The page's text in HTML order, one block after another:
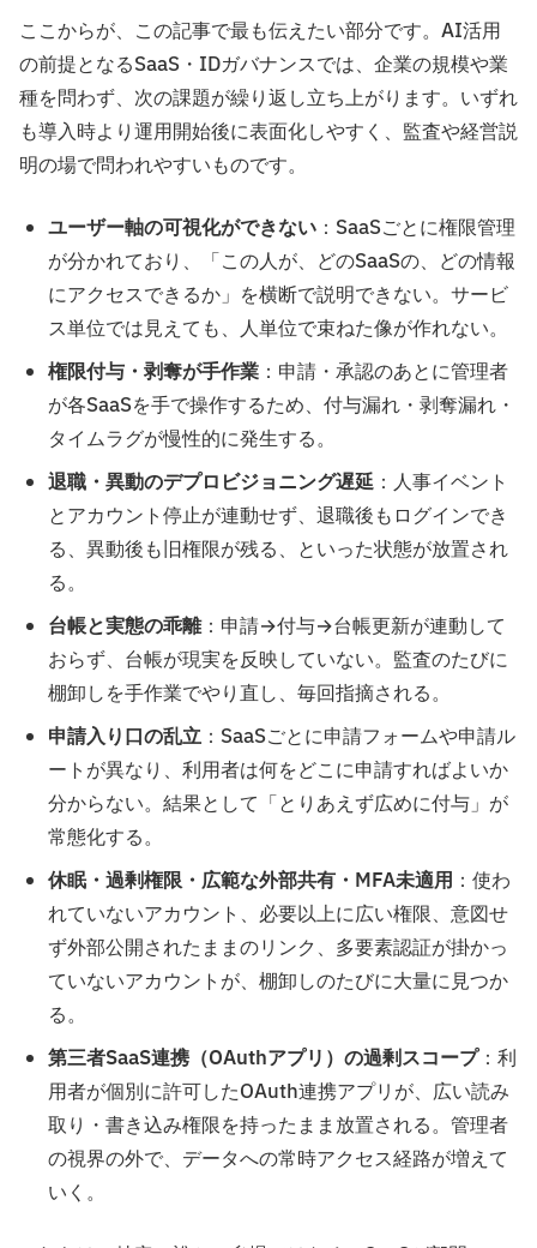
ここからが、この記事で最も伝えたい部分です。AI活用
の前提となるSaaS・IDガバナンスでは、企業の規模や業
種を問わず、次の課題が繰り返し立ち上がります。いずれ
も導入時より運用開始後に表面化しやすく、監査や経営説
明の場で問われやすいものです。
ユーザー軸の可視化ができない ：SaaSごとに権限管理
が分かれており、「この人が、どのSaaSの、どの情報
にアクセスできるか」を横断で説明できない。サービ
ス単位では見えても、人単位で束ねた像が作れない。
権限付与・剥奪が手作業 ：申請・承認のあとに管理者
が各SaaSを手で操作するため、付与漏れ・剥奪漏れ・
タイムラグが慢性的に発生する。
退職・異動のデプロビジョニング遅延 ：人事イベント
とアカウント停止が連動せず、退職後もログインでき
る、異動後も旧権限が残る、といった状態が放置され
る。
台帳と実態の乖離：申請→付与→台帳更新が連動して
おらず、台帳が現実を反映していない。監査のたびに
棚卸しを手作業でやり直し、毎回指摘される。
申請入り口の乱立 ：SaaSごとに申請フォームや申請ル
ートが異なり、利用者は何をどこに申請すればよいか
分からない。結果として「とりあえず広めに付与」が
常態化する。
休眠・過剰権限・広範な外部共有・MFA未適用 ：使わ
れていないアカウント、必要以上に広い権限、意図せ
ず外部公開されたままのリンク、多要素認証が掛かっ
ていないアカウントが、棚卸しのたびに大量に見つか
る。
第三者SaaS連携（OAuthアプリ）の過剰スコープ：利
用者が個別に許可したOAuth連携アプリが、広い読み
取り・書き込み権限を持ったまま放置される。管理者
の視界の外で、データへの常時アクセス経路が増えて
いく。